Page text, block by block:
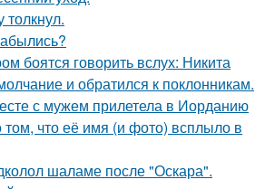
толкнул.
боятся говорить вслух: Никита
и обратился к поклонникам.
с мужем прилетела в Иорданию
что её имя (и фото) всплыло в
шаламе после "Оскара".